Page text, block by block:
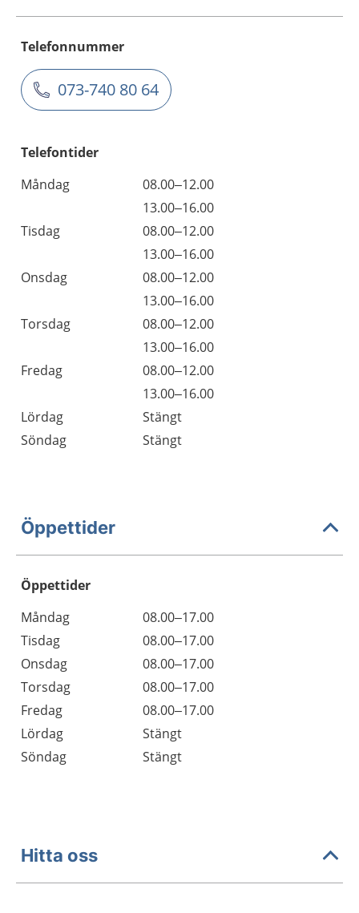
Telefonnummer
073-740 80 64
Telefontider
Måndag
08.00–12.00
13.00–16.00
Tisdag
08.00–12.00
13.00–16.00
Onsdag
08.00–12.00
13.00–16.00
Torsdag
08.00–12.00
13.00–16.00
Fredag
08.00–12.00
13.00–16.00
Lördag
Stängt
Söndag
Stängt
Öppettider
Öppettider
Dag
Öppettider
Kommentarer
Måndag
08.00–17.00
Tisdag
08.00–17.00
Onsdag
08.00–17.00
Torsdag
08.00–17.00
Fredag
08.00–17.00
Lördag
Stängt
Söndag
Stängt
Hitta oss